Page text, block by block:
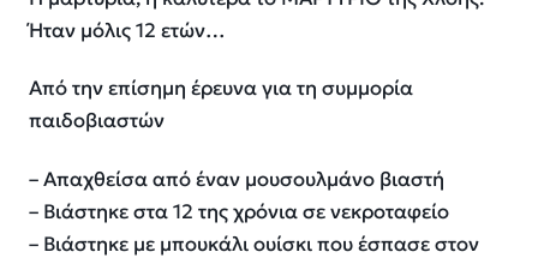
Ήταν μόλις 12 ετών…
Από την επίσημη έρευνα για τη συμμορία
παιδοβιαστών
– Απαχθείσα από έναν μουσουλμάνο βιαστή
– Βιάστηκε στα 12 της χρόνια σε νεκροταφείο
– Βιάστηκε με μπουκάλι ουίσκι που έσπασε στον